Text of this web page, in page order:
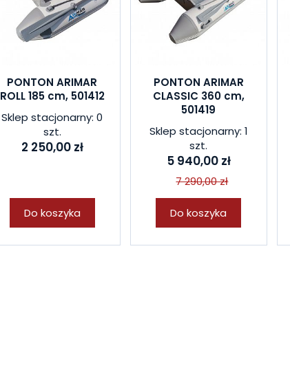
PONTON ARIMAR
ROLL 185 cm, 501412
Sklep stacjonarny: 0
szt.
2 250,00 zł
Do koszyka
PONTON ARIMAR
CLASSIC 360 cm,
501419
Sklep stacjonarny: 1
szt.
5 940,00 zł
7 290,00 zł
Do koszyka